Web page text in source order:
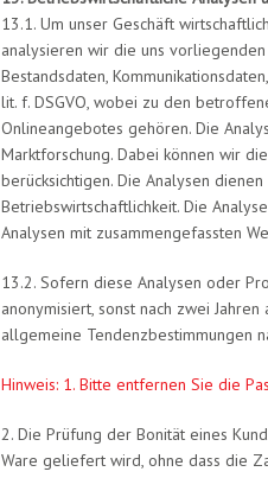
13.1. Um unser Geschäft
analysieren wir die uns
Bestandsdaten,
lit. f. DSGVO, wobei zu den
Onlineangebotes gehören. Die
Marktforschung. Dabei können wir
berücksichtigen. Die Analysen
Betriebswirtschaftlichkeit. Die
Analysen mit zusammengefassten
13.2. Sofern diese Analysen oder
anonymisiert, sonst nach zwei
allgemeine Tendenzbestimmungen
Hinweis: 1. Bitte entfernen Sie die
2. Die Prüfung der Bonität eines
Ware geliefert wird, ohne dass die